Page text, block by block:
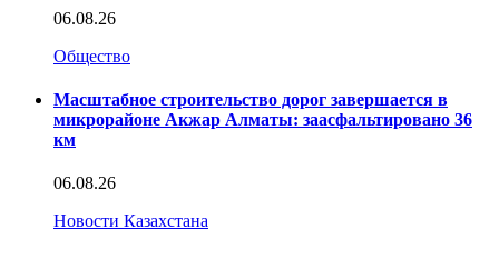
06.08.26
Общество
Масштабное строительство дорог завершается в
микрорайоне Акжар Алматы: заасфальтировано 36
км
06.08.26
Новости Казахстана